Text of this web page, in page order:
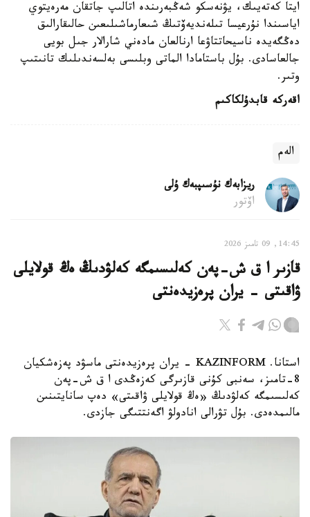
ايتا كەتەيىك، يۋنەسكو شەڭبەرىندە اتالىپ جاتقان مەرەيتوي
اياسىندا نۇرعيسا تىلەنديەۆتىڭ شىعارماشىلىعىن حالىقارالىق
دەڭگەيدە ناسيحاتتاۋعا ارنالعان مادەني شارالار جىل بويى
جالعاسادى. بۇل باستامادا الماتى وبلىسى بەلسەندىلىك تانىتىپ
وتىر.
اقەركە قابدۇلكاكىم
الەم
ريزابەك نۇسىپبەك ۇلى
اۆتور
14:45, 09 تامىز 2026
قازىر ا ق ش-پەن كەلىسىمگە كەلۋدىڭ ەڭ قولايلى
ۋاقىتى - يران پرەزيدەنتى
استانا. KAZINFORM - يران پرەزيدەنتى ماسۋد پەزەشكيان
8-تامىز، سەنبى كۇنى قازىرگى كەزەڭدى ا ق ش-پەن
كەلىسىمگە كەلۋدىڭ «ەڭ قولايلى ۋاقىتى» دەپ سانايتىنىن
مالىمدەدى. بۇل تۋرالى انادولۋ اگەنتتىگى جازدى.